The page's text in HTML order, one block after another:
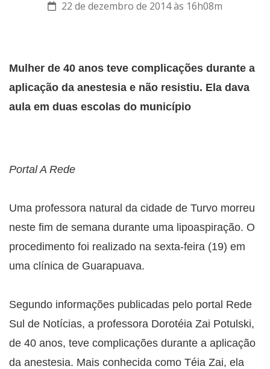
22 de dezembro de 2014 às 16h08m
Mulher de 40 anos teve complicações durante a
aplicação da anestesia e não resistiu. Ela dava
aula em duas escolas do município
Portal A Rede
Uma professora natural da cidade de Turvo morreu
neste fim de semana durante uma lipoaspiração. O
procedimento foi realizado na sexta-feira (19) em
uma clínica de Guarapuava.
Segundo informações publicadas pelo portal Rede
Sul de Notícias, a professora Dorotéia Zai Potulski,
de 40 anos, teve complicações durante a aplicação
da anestesia. Mais conhecida como Téia Zai, ela